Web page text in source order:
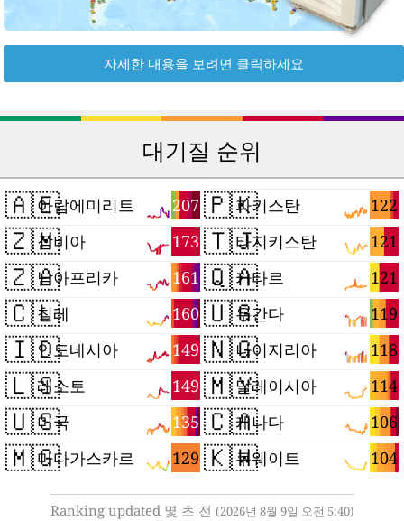
자세한 내용을 보려면 클릭하세요
대기질 순위
🇦🇪 207
아랍에미리트
🇿🇲 173
잠비아
🇿🇦 161
남아프리카
🇨🇱 160
칠레
🇮🇩 149
인도네시아
🇱🇸 149
레소토
🇺🇸 135
미국
🇲🇬 129
마다가스카르
🇵🇰 122
파키스탄
🇹🇯 121
타지키스탄
🇶🇦 121
카타르
🇺🇬 119
우간다
🇳🇬 118
나이지리아
🇲🇾 114
말레이시아
🇨🇦 106
캐나다
🇰🇼 104
쿠웨이트
Ranking updated 몇 초 전 (2026년 8월 9일 오전 5:40)